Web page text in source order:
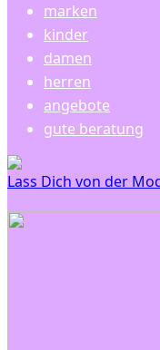
marken
kinder
damen
herren
angebote
gute beratung
Lass Dich von der